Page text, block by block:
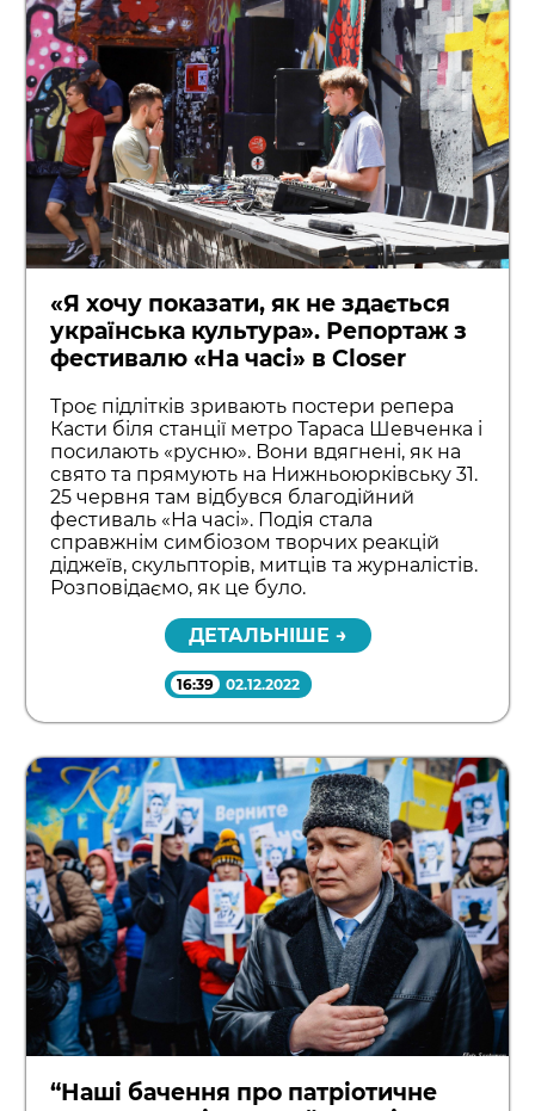
«Я хочу показати, як не здається
українська культура». Репортаж з
фестивалю «На часі» в Closer
Троє підлітків зривають постери репера
Касти біля станції метро Тараса Шевченка і
посилають «русню». Вони вдягнені, як на
свято та прямують на Нижньоюрківську 31.
25 червня там відбувся благодійний
фестиваль «На часі». Подія стала
справжнім симбіозом творчих реакцій
діджеїв, скульпторів, митців та журналістів.
Розповідаємо, як це було.
ДЕТАЛЬНІШЕ →
16:39 02.12.2022
“Наші бачення про патріотичне